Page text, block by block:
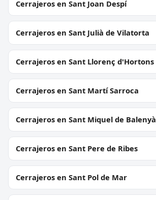
Cerrajeros en Sant Joan Despí
Cerrajeros en Sant Julià de Vilatorta
Cerrajeros en Sant Llorenç d'Hortons
Cerrajeros en Sant Martí Sarroca
Cerrajeros en Sant Miquel de Balenyà
Cerrajeros en Sant Pere de Ribes
Cerrajeros en Sant Pol de Mar